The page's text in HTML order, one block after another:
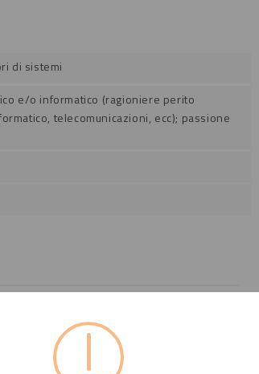
di sistemi
e/o informatico (ragioniere perito
telecomunicazioni, ecc); passione
ALL'UNIVERSITA'